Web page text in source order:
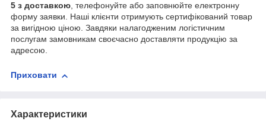
5 з доставкою, телефонуйте або заповнюйте електронну
форму заявки. Наші клієнти отримують сертифікований товар
за вигідною ціною. Завдяки налагодженим логістичним
послугам замовникам своєчасно доставляти продукцію за
адресою.
Приховати
Характеристики